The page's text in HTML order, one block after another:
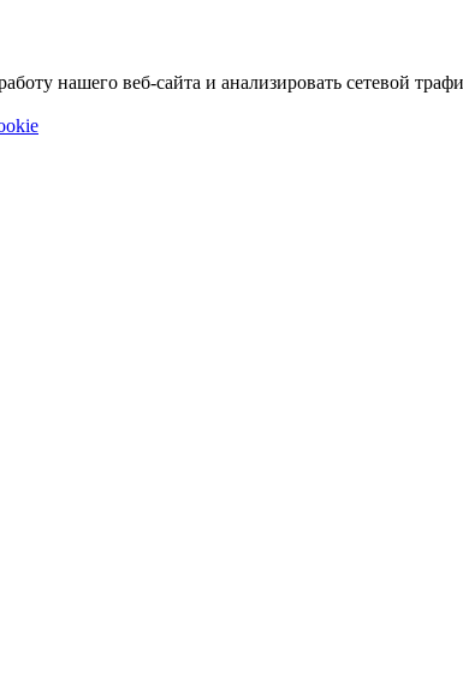
нашего веб-сайта и анализировать сетевой